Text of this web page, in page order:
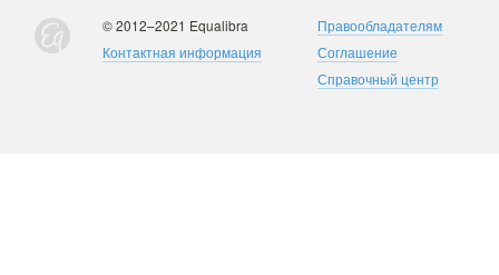
© 2012–2021 Equalibra
Контактная информация
Правообладателям
Соглашение
Справочный центр